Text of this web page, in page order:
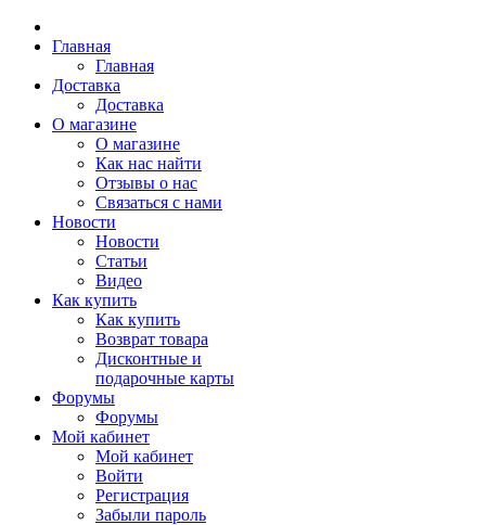
Главная
Главная
Доставка
Доставка
О магазине
О магазине
Как нас найти
Отзывы о нас
Связаться с нами
Новости
Новости
Статьи
Видео
Как купить
Как купить
Возврат товара
Дисконтные и
подарочные карты
Форумы
Форумы
Мой кабинет
Мой кабинет
Войти
Регистрация
Забыли пароль